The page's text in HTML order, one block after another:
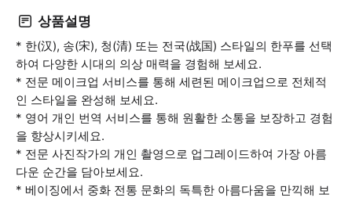
상품설명
* 한(汉), 송(宋), 청(清) 또는 전국(战国) 스타일의 한푸를 선택
하여 다양한 시대의 의상 매력을 경험해 보세요.
* 전문 메이크업 서비스를 통해 세련된 메이크업으로 전체적
인 스타일을 완성해 보세요.
* 영어 개인 번역 서비스를 통해 원활한 소통을 보장하고 경험
을 향상시키세요.
* 전문 사진작가의 개인 촬영으로 업그레이드하여 가장 아름
다운 순간을 담아보세요.
* 베이징에서 중화 전통 문화의 독특한 아름다움을 만끽해 보